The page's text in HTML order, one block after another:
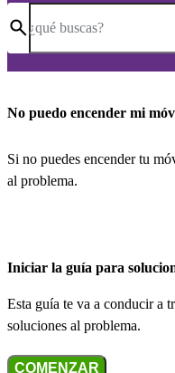
¿qué buscas?
No puedo encender mi
Si no puedes encender tu
al problema.
Iniciar la guía para
Esta guía te va a conducir a
soluciones al problema.
COMENZAR